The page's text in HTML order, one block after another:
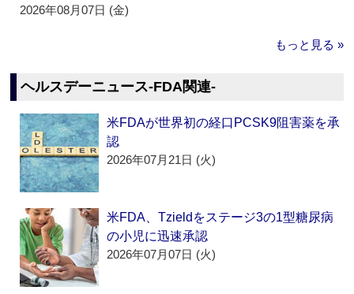
2026年08月07日 (金)
もっと見る »
ヘルスデーニュース‐FDA関連‐
米FDAが世界初の経口PCSK9阻害薬を承
認
2026年07月21日 (火)
米FDA、Tzieldをステージ3の1型糖尿病
の小児に迅速承認
2026年07月07日 (火)